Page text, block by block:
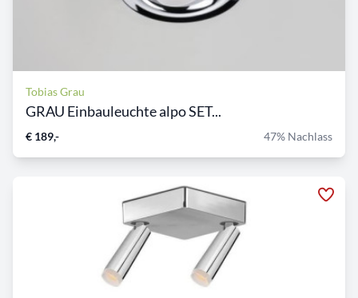
Tobias Grau
GRAU Einbauleuchte alpo SET...
€ 189,- 47% Nachlass